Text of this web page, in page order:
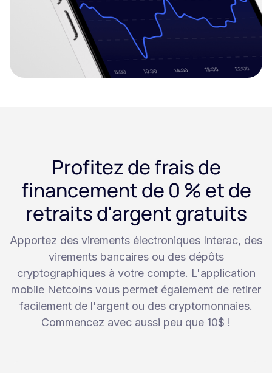
Profitez de frais de
financement de 0 % et de
retraits d'argent gratuits
Apportez des virements électroniques Interac, des
virements bancaires ou des dépôts
cryptographiques à votre compte. L'application
mobile Netcoins vous permet également de retirer
facilement de l'argent ou des cryptomonnaies.
Commencez avec aussi peu que 10$ !